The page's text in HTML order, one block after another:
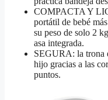
COMPACTA Y
portátil de bebé
su peso de solo 2
asa integrada.
SEGURA: la trona
hijo gracias a las
puntos.